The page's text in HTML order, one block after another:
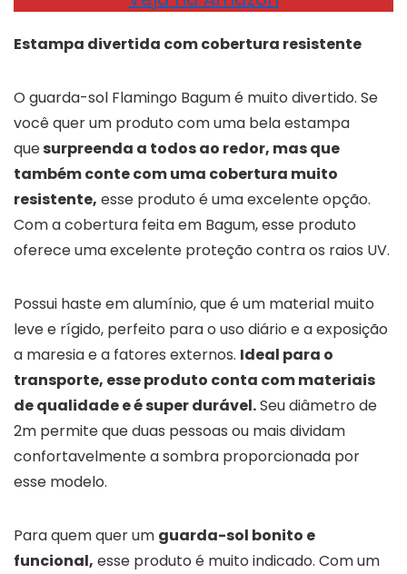
Estampa divertida com cobertura resistente
O guarda-sol Flamingo Bagum é muito divertido. Se
você quer um produto com uma bela estampa
quesurpreenda a todos ao redor, mas que
também conte com uma cobertura muito
resistente, esse produto é uma excelente opção.
Com a cobertura feita em Bagum, esse produto
oferece uma excelente proteção contra os raios UV.
Possui haste em alumínio, que é um material muito
leve e rígido, perfeito para o uso diário e a exposição
a maresia e a fatores externos. Ideal para o
transporte, esse produto conta com materiais
de qualidade e é super durável.Seu diâmetro de
2m permite que duas pessoas ou mais dividam
confortavelmente a sombra proporcionada por
esse modelo.
Para quem quer um guarda-sol bonito e
funcional, esse produto é muito indicado. Com um